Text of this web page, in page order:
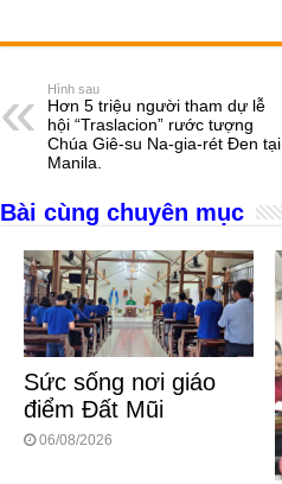
c
e
b
o
o
k
ss
n
g
er
at
A
p
p
e
a
d
s
Hình sau
Hơn 5 triệu người tham dự lễ
hội “Traslacion” rước tượng
Chúa Giê-su Na-gia-rét Đen tại
Manila.
Bài cùng chuyên mục
Sức sống nơi giáo
điểm Đất Mũi
06/08/2026